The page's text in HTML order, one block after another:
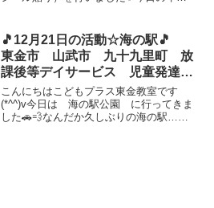
りました！またやりましょうねヾ(≧▽≦)ﾉ
自由時間の様...
🎵12月21日の活動☆海の駅🎵
東金市 山武市 九十九里町 放
課後等デイサービス 児童発達支
援 運動療育 教室見学
こんにちはこどもプラス東金教室です
(*^^)v今日は 海の駅公園 に行ってきま
した🚗💨なんだか久しぶりの海の駅……